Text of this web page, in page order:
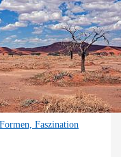
Faszination